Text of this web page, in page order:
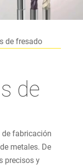
de fresado
de
de fabricación
metales. De
precisos y